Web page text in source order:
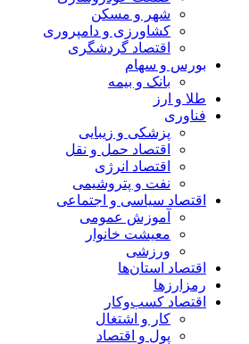
شهر و مسکن
کشاورزی و دامپروری
اقتصاد گردشگری
بورس و سهام
بانک و بیمه
طلا و ارز
فناوری
پزشکی و زیبایی
اقتصاد حمل و نقل
اقتصاد انرژی
نفت و پتروشیمی
اقتصاد سیاسی و اجتماعی
آموزش عمومی
معیشت خانوار
ورزشی
اقتصاد استان‌ها
رمزارزها
اقتصاد کسب‌و‌کار
کار و اشتغال
پول و اقتصاد